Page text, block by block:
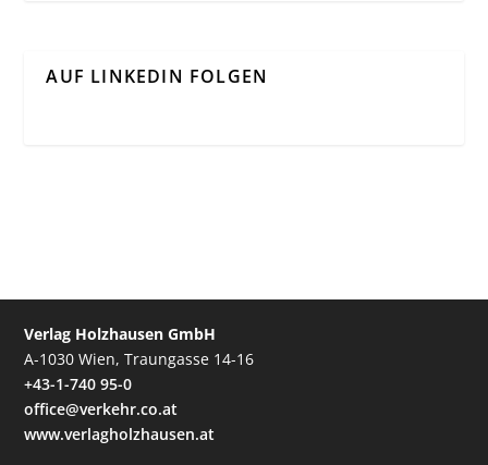
AUF LINKEDIN FOLGEN
Verlag Holzhausen GmbH
A-1030 Wien, Traungasse 14-16
+43-1-740 95-0
office@verkehr.co.at
www.verlagholzhausen.at